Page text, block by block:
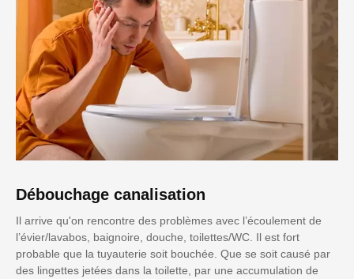
Débouchage canalisation
Il arrive qu'on rencontre des problèmes avec l’écoulement de
l’évier/lavabos, baignoire, douche, toilettes/WC. Il est fort
probable que la tuyauterie soit bouchée. Que se soit causé par
des lingettes jetées dans la toilette, par une accumulation de